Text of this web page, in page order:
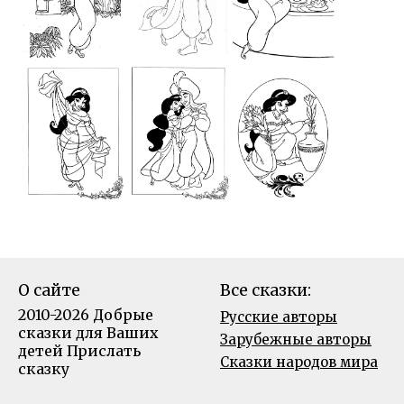
О сайте
2010-2026 Добрые
сказки для Ваших
детей Прислать
сказку
Все сказки:
Русские авторы
Зарубежные авторы
Сказки народов мира